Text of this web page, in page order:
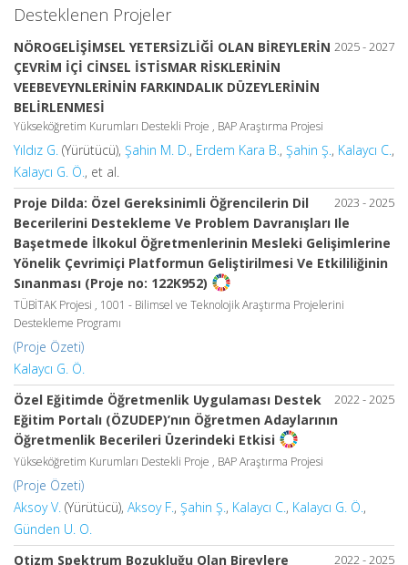
Desteklenen Projeler
2025 - 2027
NÖROGELİŞİMSEL YETERSİZLİĞİ OLAN BİREYLERİN
ÇEVRİM İÇİ CİNSEL İSTİSMAR RİSKLERİNİN
VEEBEVEYNLERİNİN FARKINDALIK DÜZEYLERİNİN
BELİRLENMESİ
Yükseköğretim Kurumları Destekli Proje , BAP Araştırma Projesi
Yıldız G. (Yürütücü), Şahin M. D., Erdem Kara B., Şahin Ş., Kalaycı C.,
Kalaycı G. Ö., et al.
2023 - 2025
Proje Dilda: Özel Gereksinimli Öğrencilerin Dil
Becerilerini Destekleme Ve Problem Davranışları Ile
Başetmede İlkokul Öğretmenlerinin Mesleki Gelişimlerine
Yönelik Çevrimiçi Platformun Geliştirilmesi Ve Etkililiğinin
Sınanması (Proje no: 122K952)
TÜBİTAK Projesi , 1001 - Bilimsel ve Teknolojik Araştırma Projelerini
Destekleme Programı
(Proje Özeti)
Kalaycı G. Ö.
2022 - 2025
Özel Eğitimde Öğretmenlik Uygulaması Destek
Eğitim Portalı (ÖZUDEP)’nın Öğretmen Adaylarının
Öğretmenlik Becerileri Üzerindeki Etkisi
Yükseköğretim Kurumları Destekli Proje , BAP Araştırma Projesi
(Proje Özeti)
Aksoy V. (Yürütücü), Aksoy F., Şahin Ş., Kalaycı C., Kalaycı G. Ö.,
Günden U. O.
2022 - 2025
Otizm Spektrum Bozukluğu Olan Bireylere